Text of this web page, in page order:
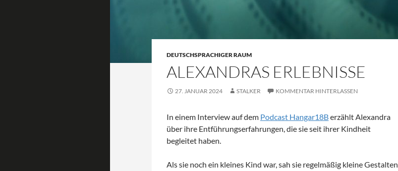
DEUTSCHSPRACHIGER RAUM
ALEXANDRAS ERLEBNISSE
27. JANUAR 2024 STALKER KOMMENTAR HINTERLASSEN
In einem Interview auf dem Podcast Hangar18Berzählt Alexandra
über ihre Entführungserfahrungen, die sie seit ihrer Kindheit
begleitet haben.
Als sie noch ein kleines Kind war, sah sie regelmäßig kleine Gestalten